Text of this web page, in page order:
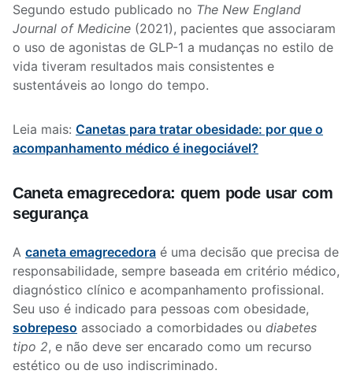
Segundo estudo publicado no The New England
Journal of Medicine (2021), pacientes que associaram
o uso de agonistas de GLP-1 a mudanças no estilo de
vida tiveram resultados mais consistentes e
sustentáveis ao longo do tempo.
Leia mais: Canetas para tratar obesidade: por que o
acompanhamento médico é inegociável?
Caneta emagrecedora: quem pode usar com
segurança
A caneta emagrecedora é uma decisão que precisa de
responsabilidade, sempre baseada em critério médico,
diagnóstico clínico e acompanhamento profissional.
Seu uso é indicado para pessoas com obesidade,
sobrepeso associado a comorbidades ou diabetes
tipo 2, e não deve ser encarado como um recurso
estético ou de uso indiscriminado.